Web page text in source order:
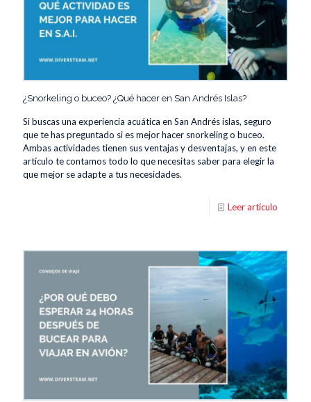
¿Snorkeling o buceo? ¿Qué hacer en San Andrés Islas?
Si buscas una experiencia acuática en San Andrés islas, seguro
que te has preguntado si es mejor hacer snorkeling o buceo.
Ambas actividades tienen sus ventajas y desventajas, y en este
artículo te contamos todo lo que necesitas saber para elegir la
que mejor se adapte a tus necesidades.
Leer artículo